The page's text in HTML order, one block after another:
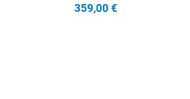
359,00 €